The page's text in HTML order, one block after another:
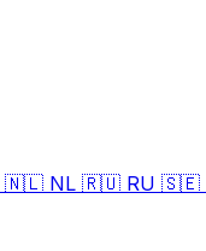
🇳🇱 NL 🇷🇺 RU 🇸🇪